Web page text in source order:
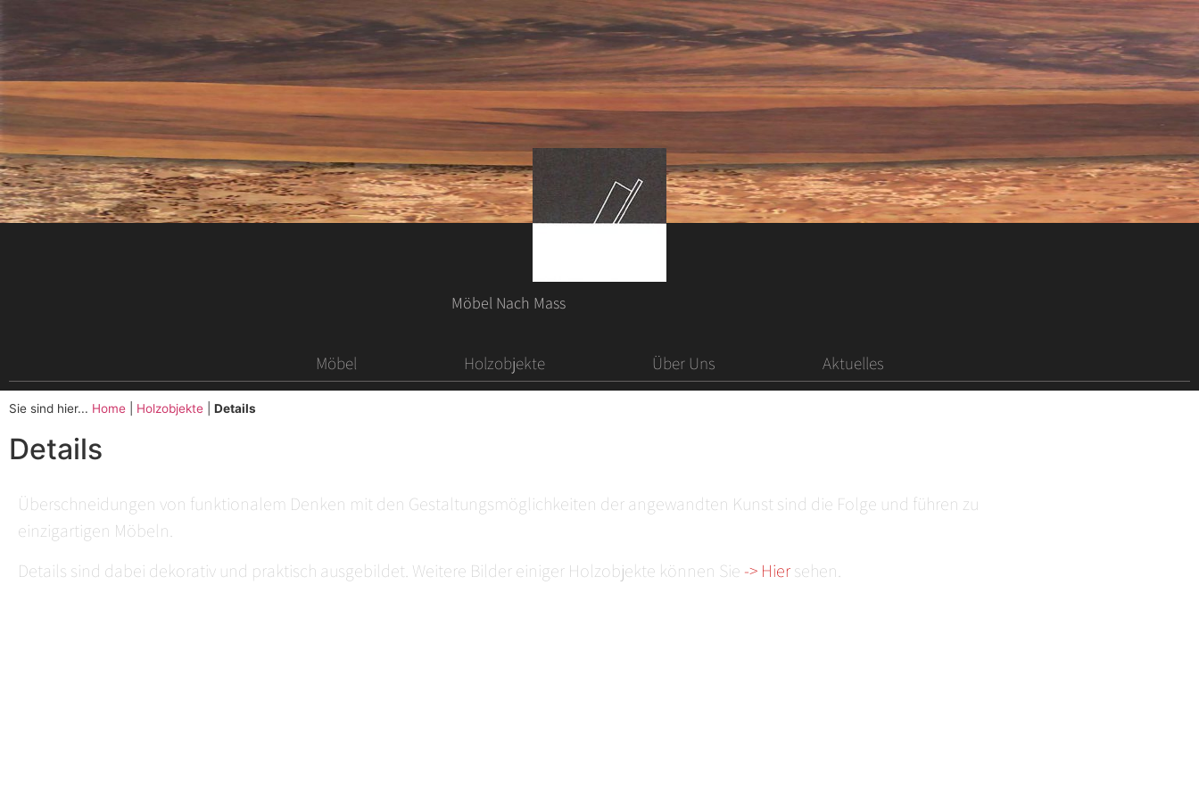
Möbel Nach Mass
Möbel Holzobjekte Über Uns Aktuelles
Sie sind hier... Home Holzobjekte Details
Details
Überschneidungen von funktionalem Denken mit den Gestaltungsmöglichkeiten der angewandten Kunst sind die Folge und führen zu
einzigartigen Möbeln.
Details sind dabei dekorativ und praktisch ausgebildet. Weitere Bilder einiger Holzobjekte können Sie -> Hiersehen.